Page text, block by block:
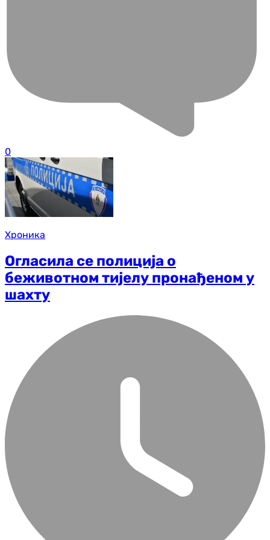
0
Хроника
Огласила се полиција о
беживотном тијелу пронађеном у
шахту